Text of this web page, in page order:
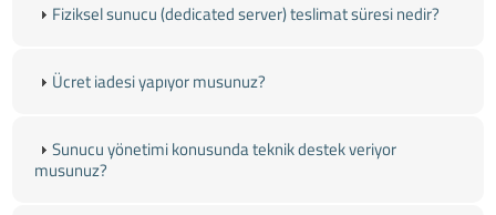
Fiziksel sunucu (dedicated server) teslimat süresi nedir?
Ücret iadesi yapıyor musunuz?
Sunucu yönetimi konusunda teknik destek veriyor
musunuz?